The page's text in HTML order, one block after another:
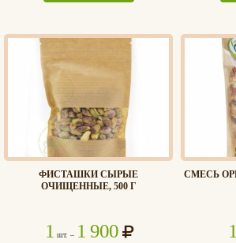
ФИСТАШКИ СЫРЫЕ
ОЧИЩЕННЫЕ, 500 Г
1 шт. – 1 900
СМЕСЬ
1